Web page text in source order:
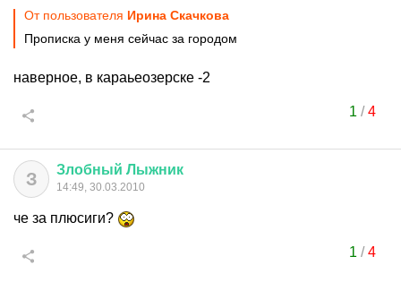
От пользователя Ирина Скачкова
Прописка у меня сейчас за городом
наверное, в караьеозерске -2
1 /4
З Злобный Лыжник
14:49, 30.03.2010
че за плюсиги?
1 /4